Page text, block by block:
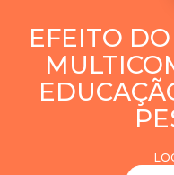
EFEITO